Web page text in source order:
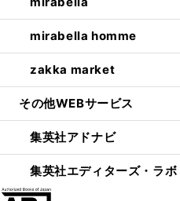
mirabella homme
zakka market
その他WEBサービス
集英社アドナビ
集英社エディターズ・ラボ